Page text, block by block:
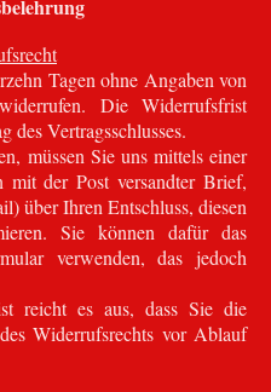
Tagen ohne Angaben von
Die Widerrufsfrist
des Vertragsschlusses.
müssen Sie uns mittels einer
der Post versandter Brief,
über Ihren Entschluss, diesen
Sie können dafür das
verwenden, das jedoch
reicht es aus, dass Sie die
Widerrufsrechts vor Ablauf